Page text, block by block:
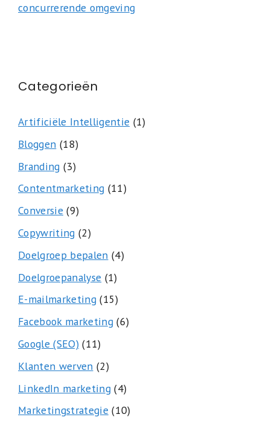
concurrerende omgeving
Categorieën
Artificiële Intelligentie (1)
Bloggen (18)
Branding (3)
Contentmarketing (11)
Conversie (9)
Copywriting (2)
Doelgroep bepalen (4)
Doelgroepanalyse (1)
E-mailmarketing(15)
Facebook marketing(6)
Google (SEO)(11)
Klanten werven (2)
LinkedIn marketing(4)
Marketingstrategie (10)